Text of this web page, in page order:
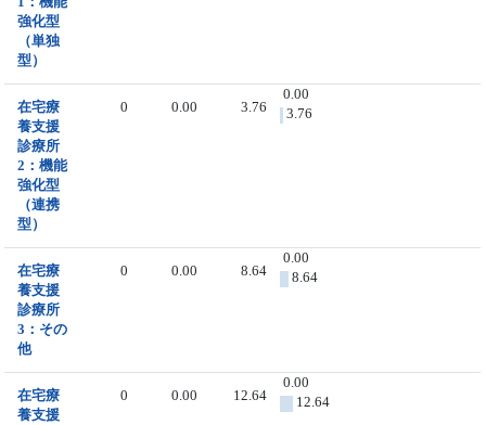
強化型
（単独
型）
在宅療
養支援
診療所
2：機能
強化型
（連携
型）
0 0.00 3.76
0.00
3.76
在宅療
養支援
診療所
3：その
他
0 0.00 8.64
0.00
8.64
在宅療
養支援
0 0.00 12.64
0.00
12.64